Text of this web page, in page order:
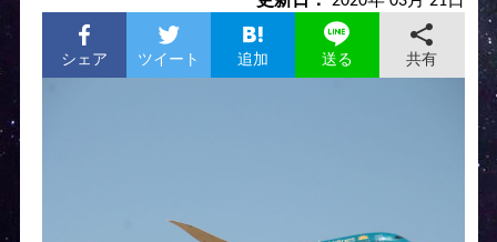
シェア ツイート 追加 送る 共有